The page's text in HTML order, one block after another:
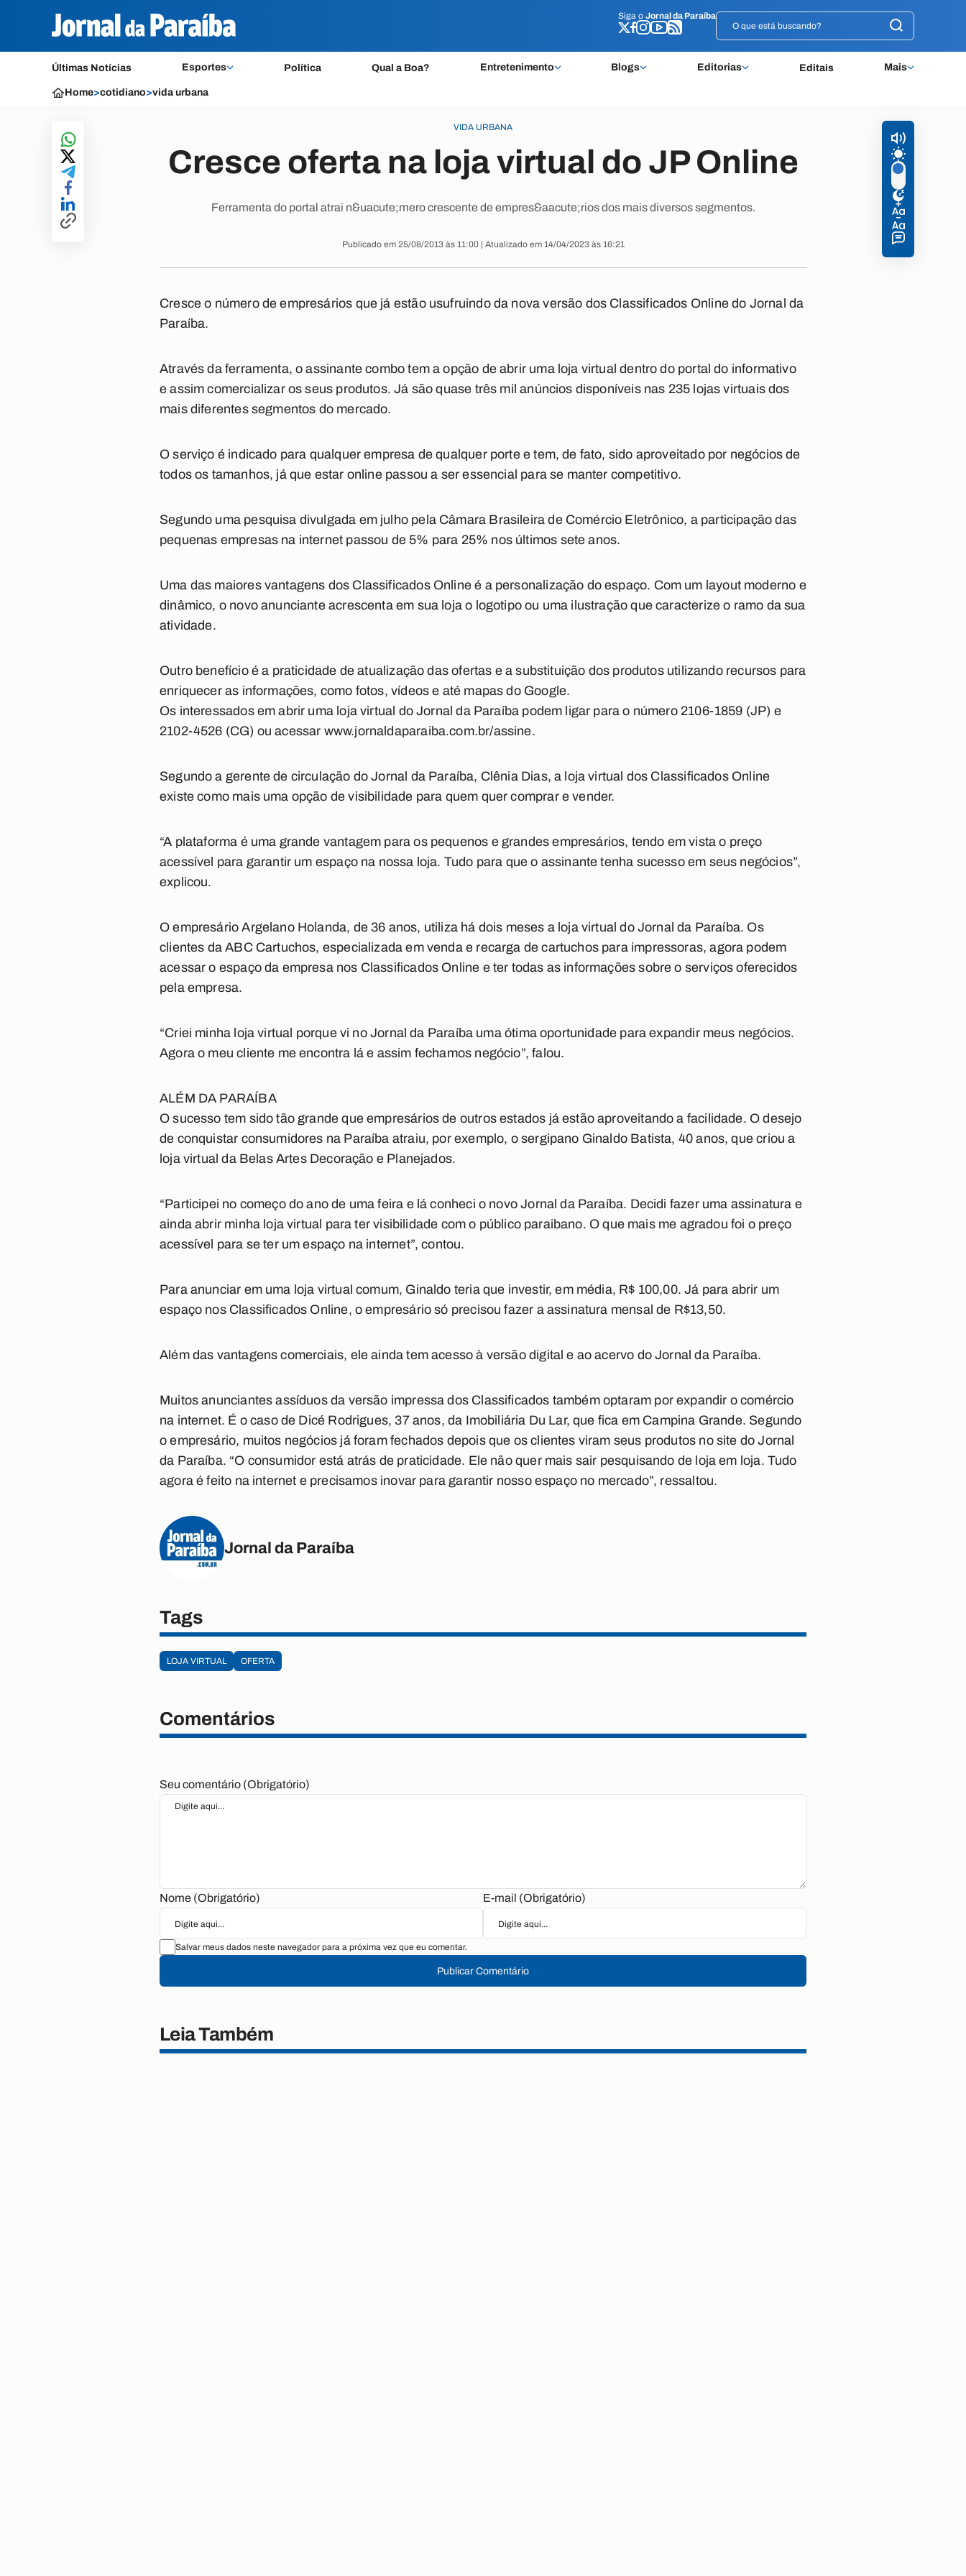
Siga o Jornal da Paraíba
Últimas Notícias Esportes Política Qual a Boa? Entretenimento Blogs Editorias Editais Mais
Siga o Jornal da Paraíba
Home>cotidiano>vida urbana
VIDA URBANA
Cresce oferta na loja virtual do JP Online
Ferramenta do portal atrai n&uacute;mero crescente de empres&aacute;rios dos mais diversos segmentos.
Publicado em 25/08/2013 às 11:00 | Atualizado em 14/04/2023 às 16:21
Cresce o número de empresários que já estão usufruindo da nova versão dos Classificados Online do Jornal da
Paraíba.
Através da ferramenta, o assinante combo tem a opção de abrir uma loja virtual dentro do portal do informativo
e assim comercializar os seus produtos. Já são quase três mil anúncios disponíveis nas 235 lojas virtuais dos
mais diferentes segmentos do mercado.
O serviço é indicado para qualquer empresa de qualquer porte e tem, de fato, sido aproveitado por negócios de
todos os tamanhos, já que estar online passou a ser essencial para se manter competitivo.
Segundo uma pesquisa divulgada em julho pela Câmara Brasileira de Comércio Eletrônico, a participação das
pequenas empresas na internet passou de 5% para 25% nos últimos sete anos.
Uma das maiores vantagens dos Classificados Online é a personalização do espaço. Com um layout moderno e
dinâmico, o novo anunciante acrescenta em sua loja o logotipo ou uma ilustração que caracterize o ramo da sua
atividade.
Outro benefício é a praticidade de atualização das ofertas e a substituição dos produtos utilizando recursos para
enriquecer as informações, como fotos, vídeos e até mapas do Google.
Os interessados em abrir uma loja virtual do Jornal da Paraíba podem ligar para o número 2106-1859 (JP) e
2102-4526 (CG) ou acessar www.jornaldaparaiba.com.br/assine.
Segundo a gerente de circulação do Jornal da Paraíba, Clênia Dias, a loja virtual dos Classificados Online
existe como mais uma opção de visibilidade para quem quer comprar e vender.
“A plataforma é uma grande vantagem para os pequenos e grandes empresários, tendo em vista o preço
acessível para garantir um espaço na nossa loja. Tudo para que o assinante tenha sucesso em seus negócios”,
explicou.
O empresário Argelano Holanda, de 36 anos, utiliza há dois meses a loja virtual do Jornal da Paraíba. Os
clientes da ABC Cartuchos, especializada em venda e recarga de cartuchos para impressoras, agora podem
acessar o espaço da empresa nos Classificados Online e ter todas as informações sobre o serviços oferecidos
pela empresa.
“Criei minha loja virtual porque vi no Jornal da Paraíba uma ótima oportunidade para expandir meus negócios.
Agora o meu cliente me encontra lá e assim fechamos negócio”, falou.
ALÉM DA PARAÍBA
O sucesso tem sido tão grande que empresários de outros estados já estão aproveitando a facilidade. O desejo
de conquistar consumidores na Paraíba atraiu, por exemplo, o sergipano Ginaldo Batista, 40 anos, que criou a
loja virtual da Belas Artes Decoração e Planejados.
“Participei no começo do ano de uma feira e lá conheci o novo Jornal da Paraíba. Decidi fazer uma assinatura e
ainda abrir minha loja virtual para ter visibilidade com o público paraibano. O que mais me agradou foi o preço
acessível para se ter um espaço na internet”, contou.
Para anunciar em uma loja virtual comum, Ginaldo teria que investir, em média, R$ 100,00. Já para abrir um
espaço nos Classificados Online, o empresário só precisou fazer a assinatura mensal de R$13,50.
Além das vantagens comerciais, ele ainda tem acesso à versão digital e ao acervo do Jornal da Paraíba.
Muitos anunciantes assíduos da versão impressa dos Classificados também optaram por expandir o comércio
na internet. É o caso de Dicé Rodrigues, 37 anos, da Imobiliária Du Lar, que fica em Campina Grande. Segundo
o empresário, muitos negócios já foram fechados depois que os clientes viram seus produtos no site do Jornal
da Paraíba. “O consumidor está atrás de praticidade. Ele não quer mais sair pesquisando de loja em loja. Tudo
agora é feito na internet e precisamos inovar para garantir nosso espaço no mercado”, ressaltou.
Jornal da Paraíba
Tags
LOJA VIRTUAL OFERTA
Comentários
Seu comentário (Obrigatório)
Nome (Obrigatório) E-mail (Obrigatório)
Salvar meus dados neste navegador para a próxima vez que eu comentar.
Publicar Comentário
Leia Também